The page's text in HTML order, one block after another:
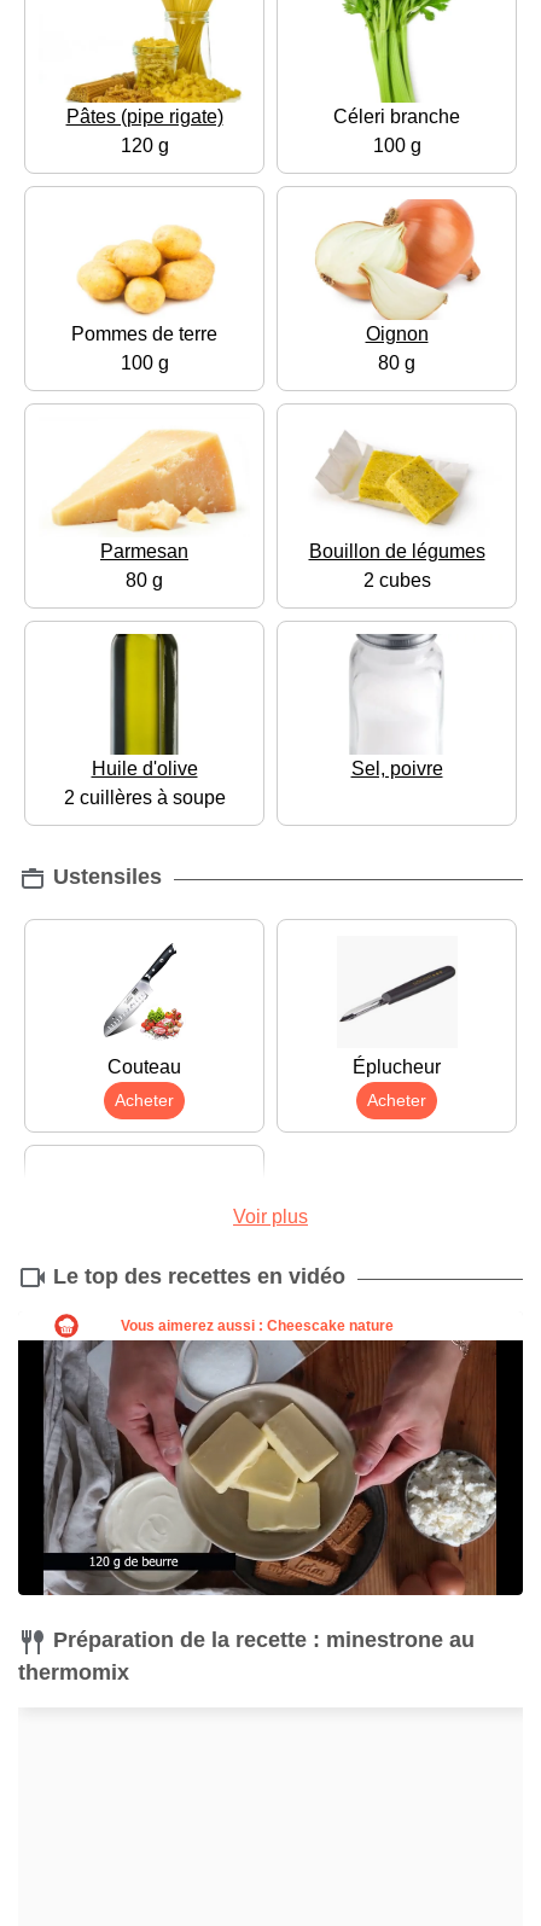
Pâtes (pipe rigate)
120 g
Céleri branche
100 g
Pommes de terre
100 g
Oignon
80 g
Parmesan
80 g
Bouillon de légumes
2 cubes
Huile d'olive
2 cuillères à soupe
Sel, poivre
Ustensiles
Couteau
Acheter
Éplucheur
Acheter
Balance
Acheter
Voir plus
Le top des recettes en vidéo
Préparation de la recette : minestrone au
thermomix